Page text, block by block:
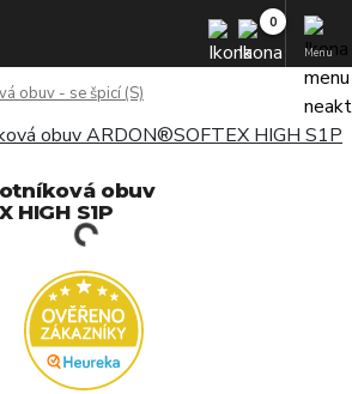
Menu
obuv - se špicí (S)
obuv
HIGH S1P